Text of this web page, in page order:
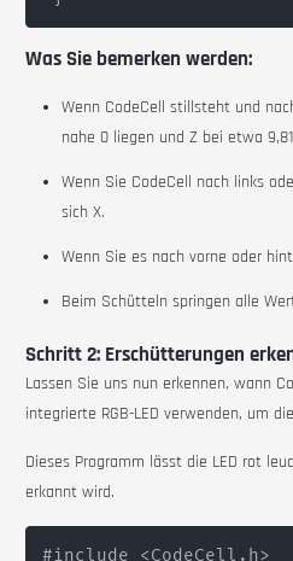
Was Sie bemerken werden:
Wenn CodeCell stillsteht und
nahe 0 liegen und Z bei etwa
Wenn Sie CodeCell nach links
sich X.
Wenn Sie es nach vorne oder
Beim Schütteln springen alle
Schritt 2: Erschütterungen
Lassen Sie uns nun erkennen, wann
integrierte RGB-LED verwenden, um
Dieses Programm lässt die LED rot
erkannt wird.
#include <CodeCell.h>